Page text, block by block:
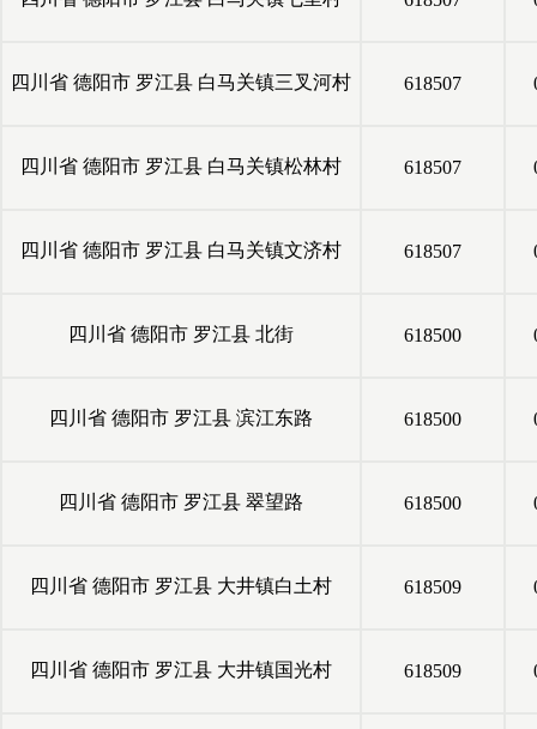
四川省 德阳市 罗江县 白马关镇三叉河村 618507
四川省 德阳市 罗江县 白马关镇松林村 618507
四川省 德阳市 罗江县 白马关镇文济村 618507
四川省 德阳市 罗江县 北街 618500
四川省 德阳市 罗江县 滨江东路 618500
四川省 德阳市 罗江县 翠望路 618500
四川省 德阳市 罗江县 大井镇白土村 618509
四川省 德阳市 罗江县 大井镇国光村 618509